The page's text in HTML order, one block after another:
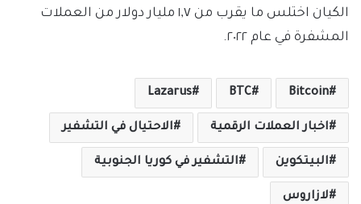
الكيان اختلس ما يقرب من ١,٧ مليار دولار من العملات
المشفرة في عام ٢٠٢٢.
Bitcoin
BTC
Lazarus
اخبار العملات الرقمية الاحتيال في التشفير
البيتكوين التشفير في كوريا الجنوبية
لازاروس